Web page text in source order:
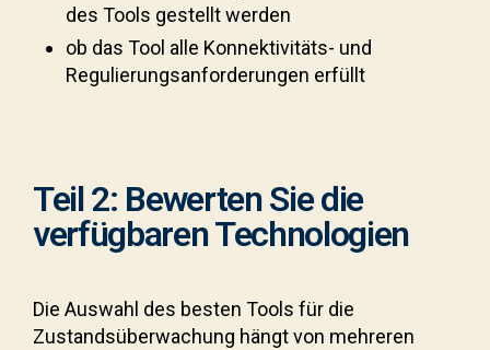
des Tools gestellt werden
ob das Tool alle Konnektivitäts- und
Regulierungsanforderungen erfüllt
Teil 2: Bewerten Sie die
verfügbaren Technologien
Die Auswahl des besten Tools für die
Zustandsüberwachung hängt von mehreren